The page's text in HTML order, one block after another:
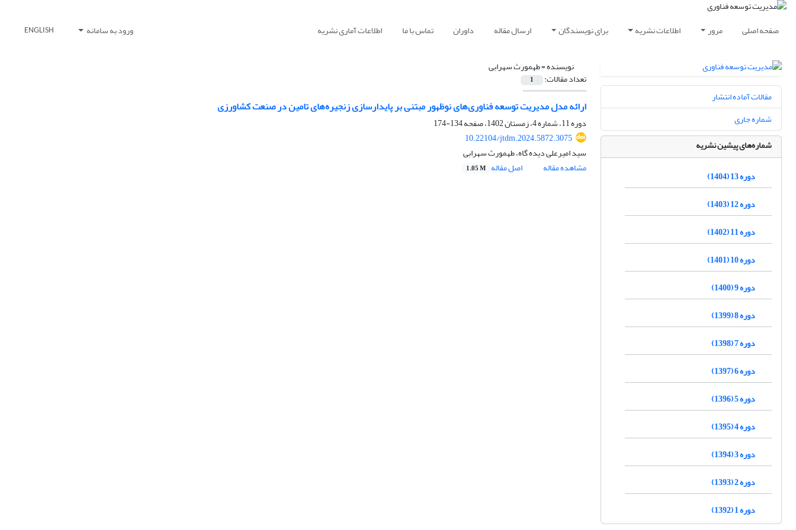
صفحه اصلی مرور اطلاعات نشریه برای نویسندگان ارسال مقاله داوران تماس با ما اطلاعات آماری نشریه ورود به سامانه ENGLISH
نویسنده =طهمورث سهرابی
تعداد مقالات: 1
ارائه مدل مدیریت توسعه فناوری‌های نوظهور مبتنی بر پایدارسازی زنجیره‌های تامین در صنعت کشاورزی
دوره 11، شماره 4، زمستان 1402، صفحه
134-174
10.22104/jtdm.2024.5872.3075
سید امیرعلی دیده گاه، طهمورث سهرابی
مشاهده مقاله
اصل مقاله 1.05 M
مقالات آماده انتشار
شماره جاری
شماره‌های پیشین نشریه
دوره 13 (1404)
دوره 12 (1403)
دوره 11 (1402)
دوره 10 (1401)
دوره 9 (1400)
دوره 8 (1399)
دوره 7 (1398)
دوره 6 (1397)
دوره 5 (1396)
دوره 4 (1395)
دوره 3 (1394)
دوره 2 (1393)
دوره 1 (1392)